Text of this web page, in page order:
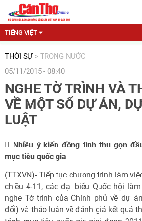
TIẾNG VIỆT
THỜI SỰ > TRONG NƯỚC
05/11/2015 - 08:40
NGHE TỜ TRÌNH VÀ
VỀ MỘT SỐ DỰ ÁN,
LUẬT
 Nhiều ý kiến đồng tình thu gọn
mục tiêu quốc gia
(TTXVN)- Tiếp tục chương trình làm
chiều 4-11, các đại biểu Quốc hội
nghe Tờ trình của Chính phủ về dự
đổi) và thảo luận về đánh giá kết quả